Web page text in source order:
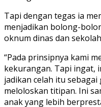
Tapi dengan tegas ia
menjadikan bolong-
oknum dinas dan
“Pada prinsipnya kami
kekurangan. Tapi ingat,
jadikan celah itu
meloloskan titipan. Ini
anak yang lebih